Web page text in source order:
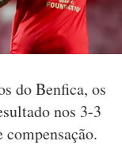
do Benfica, os
nos 3-3